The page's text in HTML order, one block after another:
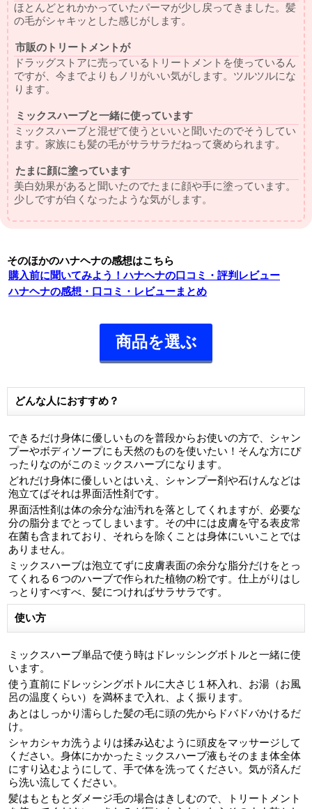
ほとんどとれかかっていたパーマが少し戻ってきました。髪
の毛がシャキッとした感じがします。
市販のトリートメントが
ドラッグストアに売っているトリートメントを使っているん
ですが、今までよりもノリがいい気がします。ツルツルにな
ります。
ミックスハーブと一緒に使っています
ミックスハーブと混ぜて使うといいと聞いたのでそうしてい
ます。家族にも髪の毛がサラサラだねって褒められます。
たまに顔に塗っています
美白効果があると聞いたのでたまに顔や手に塗っています。
少しですが白くなったような気がします。
そのほかのハナヘナの感想はこちら
購入前に聞いてみよう！ハナヘナの口コミ・評判レビュー
ハナヘナの感想・口コミ・レビューまとめ
商品を選ぶ
どんな人におすすめ？
できるだけ身体に優しいものを普段からお使いの方で、シャン
プーやボディソープにも天然のものを使いたい！そんな方にぴ
ったりなのがこのミックスハーブになります。
どれだけ身体に優しいとはいえ、シャンプー剤や石けんなどは
泡立てばそれは界面活性剤です。
界面活性剤は体の余分な油汚れを落としてくれますが、必要な
分の脂分までとってしまいます。その中には皮膚を守る表皮常
在菌も含まれており、それらを除くことは身体にいいことでは
ありません。
ミックスハーブは泡立てずに皮膚表面の余分な脂分だけをとっ
てくれる６つのハーブで作られた植物の粉です。仕上がりはし
っとりすべすべ、髪につければサラサラです。
使い方
ミックスハーブ単品で使う時はドレッシングボトルと一緒に使
います。
使う直前にドレッシングボトルに大さじ１杯入れ、お湯（お風
呂の温度くらい）を満杯まで入れ、よく振ります。
あとはしっかり濡らした髪の毛に頭の先からドバドバかけるだ
け。
シャカシャカ洗うよりは揉み込むように頭皮をマッサージして
ください。身体にかかったミックスハーブ液もそのまま体全体
にすり込むようにして、手で体を洗ってください。気が済んだ
ら洗い流してください。
髪はもともとダメージ毛の場合はきしむので、トリートメント